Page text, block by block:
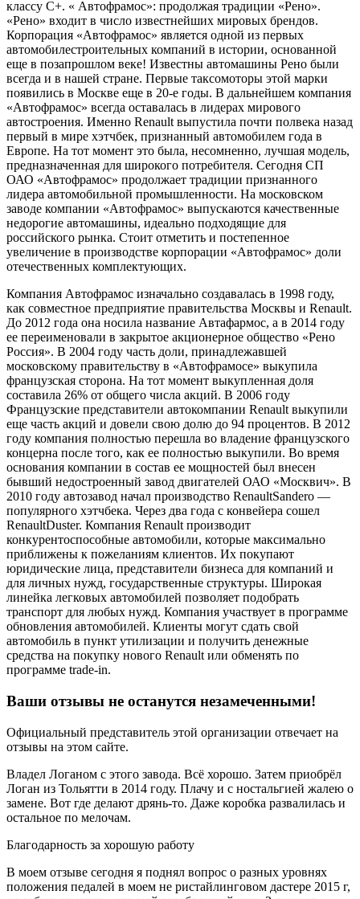
классу C+. « Автофрамос»: продолжая традиции «Рено».
«Рено» входит в число известнейших мировых брендов.
Корпорация «Автофрамос» является одной из первых
автомобилестроительных компаний в истории, основанной
еще в позапрошлом веке! Известны автомашины Рено были
всегда и в нашей стране. Первые таксомоторы этой марки
появились в Москве еще в 20-е годы. В дальнейшем компания
«Автофрамос» всегда оставалась в лидерах мирового
автостроения. Именно Renault выпустила почти полвека назад
первый в мире хэтчбек, признанный автомобилем года в
Европе. На тот момент это была, несомненно, лучшая модель,
предназначенная для широкого потребителя. Сегодня СП
ОАО «Автофрамос» продолжает традиции признанного
лидера автомобильной промышленности. На московском
заводе компании «Автофрамос» выпускаются качественные
недорогие автомашины, идеально подходящие для
российского рынка. Стоит отметить и постепенное
увеличение в производстве корпорации «Автофрамос» доли
отечественных комплектующих.
Компания Автофрамос изначально создавалась в 1998 году,
как совместное предприятие правительства Москвы и Renault.
До 2012 года она носила название Автафармос, а в 2014 году
ее переименовали в закрытое акционерное общество «Рено
Россия». В 2004 году часть доли, принадлежавшей
московскому правительству в «Автофрамосе» выкупила
французская сторона. На тот момент выкупленная доля
составила 26% от общего числа акций. В 2006 году
Французские представители автокомпании Renault выкупили
еще часть акций и довели свою долю до 94 процентов. В 2012
году компания полностью перешла во владение французского
концерна после того, как ее полностью выкупили. Во время
основания компании в состав ее мощностей был внесен
бывший недостроенный завод двигателей ОАО «Москвич». В
2010 году автозавод начал производство RenaultSandero —
популярного хэтчбека. Через два года с конвейера сошел
RenaultDuster. Компания Renault производит
конкурентоспособные автомобили, которые максимально
приближены к пожеланиям клиентов. Их покупают
юридические лица, представители бизнеса для компаний и
для личных нужд, государственные структуры. Широкая
линейка легковых автомобилей позволяет подобрать
транспорт для любых нужд. Компания участвует в программе
обновления автомобилей. Клиенты могут сдать свой
автомобиль в пункт утилизации и получить денежные
средства на покупку нового Renault или обменять по
программе trade-in.
Ваши отзывы не останутся незамеченными!
Официальный представитель этой организации отвечает на
отзывы на этом сайте.
Владел Логаном с этого завода. Всё хорошо. Затем приобрёл
Логан из Тольятти в 2014 году. Плачу и с ностальгией жалею о
замене. Вот где делают дрянь-то. Даже коробка развалилась и
остальное по мелочам.
Благодарность за хорошую работу
В моем отзыве сегодня я поднял вопрос о разных уровнях
положения педалей в моем не ристайлинговом дастере 2015 г,